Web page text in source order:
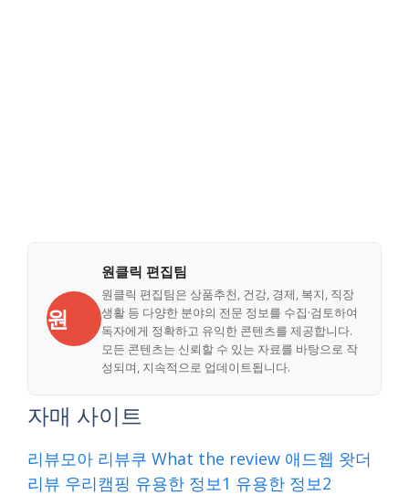
원
원클릭 편집팀
원클릭 편집팀은 상품추천, 건강, 경제, 복지, 직장
생활 등 다양한 분야의 전문 정보를 수집·검토하여
독자에게 정확하고 유익한 콘텐츠를 제공합니다.
모든 콘텐츠는 신뢰할 수 있는 자료를 바탕으로 작
성되며, 지속적으로 업데이트됩니다.
자매 사이트
리뷰모아 리뷰쿠 What the review 애드웹 왓더
리뷰 우리캠핑 유용한 정보1 유용한 정보2